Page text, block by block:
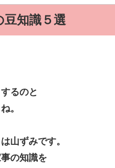
知識５選
るのと
。
山ずみです。
の知識を